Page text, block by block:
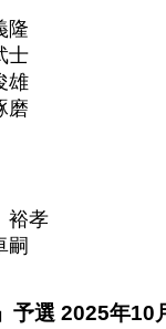
隆
孝
予選 2025年10